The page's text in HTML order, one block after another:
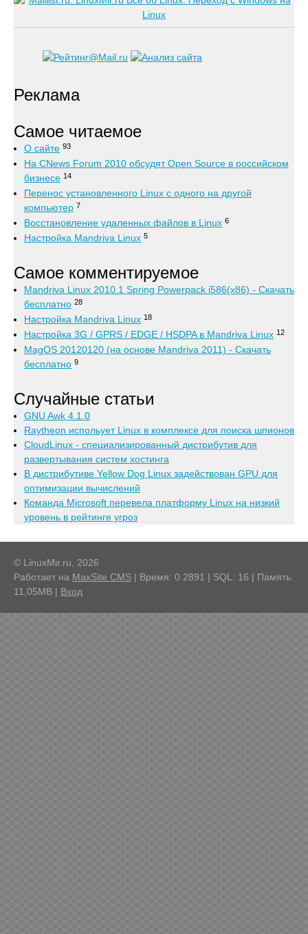
Реклама
Самое читаемое
О сайте 93
На CNews Forum 2010 обсудят Open Source в российском
бизнесе 14
Перенос установленного Linux с одного на другой
компьютер 7
Восстановление удаленных файлов в Linux 6
Настройка Mandriva Linux 5
Самое комментируемое
Mandriva Linux 2010.1 Spring Powerpack i586(x86) - Скачать
бесплатно 28
Настройка Mandriva Linux 18
Настройка 3G / GPRS / EDGE / HSDPA в Mandriva Linux 12
MagOS 20120120 (на основе Mandriva 2011) - Скачать
бесплатно 9
Случайные статьи
GNU Awk 4.1.0
Raytheon испольует Linux в комплексе для поиска шпионов
CloudLinux - специализированный дистрибутив для
развертывания систем хостинга
В дистрибутиве Yellow Dog Linux задействован GPU для
оптимизации вычислений
Команда Microsoft перевела платформу Linux на низкий
уровень в рейтинге угроз
© LinuxMir.ru, 2026
Работает на MaxSite CMS | Время: 0.2891 | SQL: 16 | Память:
11,05MB | Вход